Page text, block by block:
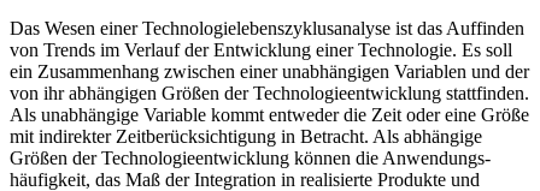
Technologielebenszyklus abgeschätzt werden.
Das Wesen einer Technologielebenszyklusanalyse ist das Auffinden
von Trends im Verlauf der Entwicklung einer Technologie. Es soll
ein Zusammenhang zwischen einer unabhängigen Variablen und der
von ihr abhängigen Größen der Technologieentwicklung stattfinden.
Als unabhängige Variable kommt entweder die Zeit oder eine Größe
mit indirekter Zeitberücksichtigung in Betracht. Als abhängige